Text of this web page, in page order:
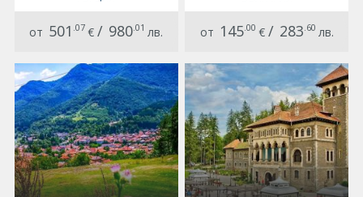
от 501 .07 €/ 980 .01 лв. от 145 .00 € / 283 .60 лв.